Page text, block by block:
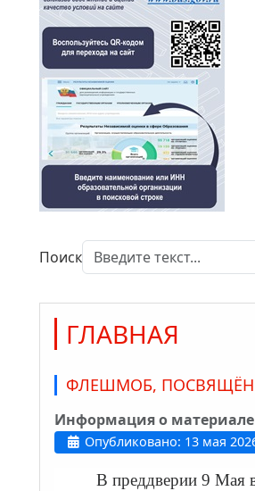
Поиск
ГЛАВНАЯ
ФЛЕШМОБ,
Информация о материале
Опубликовано: 13 мая
В преддверии 9 Мая